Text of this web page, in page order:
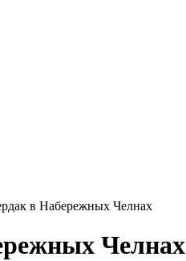
в Набережных Челнах
Челнах